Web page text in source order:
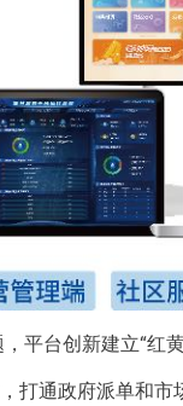
平台创新建立“红
打通政府派单和